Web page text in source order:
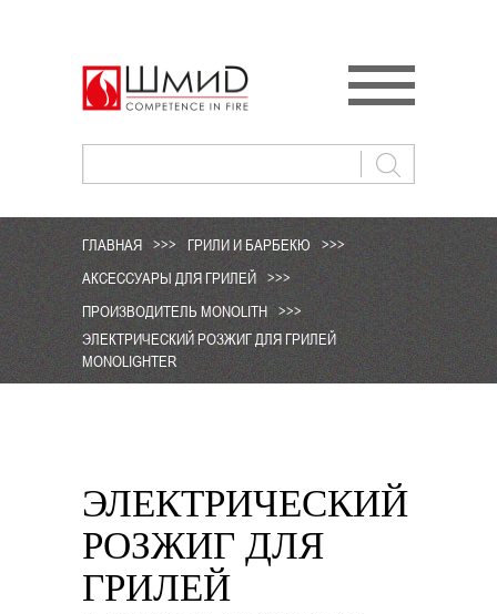
ГЛАВНАЯ >>> ГРИЛИ И БАРБЕКЮ
>>>
АКСЕССУАРЫ ДЛЯ ГРИЛЕЙ
>>>
ПРОИЗВОДИТЕЛЬ MONOLITH
>>>
ЭЛЕКТРИЧЕСКИЙ РОЗЖИГ ДЛЯ ГРИЛЕЙ
MONOLIGHTER
ЭЛЕКТРИЧЕСКИЙ
РОЗЖИГ ДЛЯ
ГРИЛЕЙ